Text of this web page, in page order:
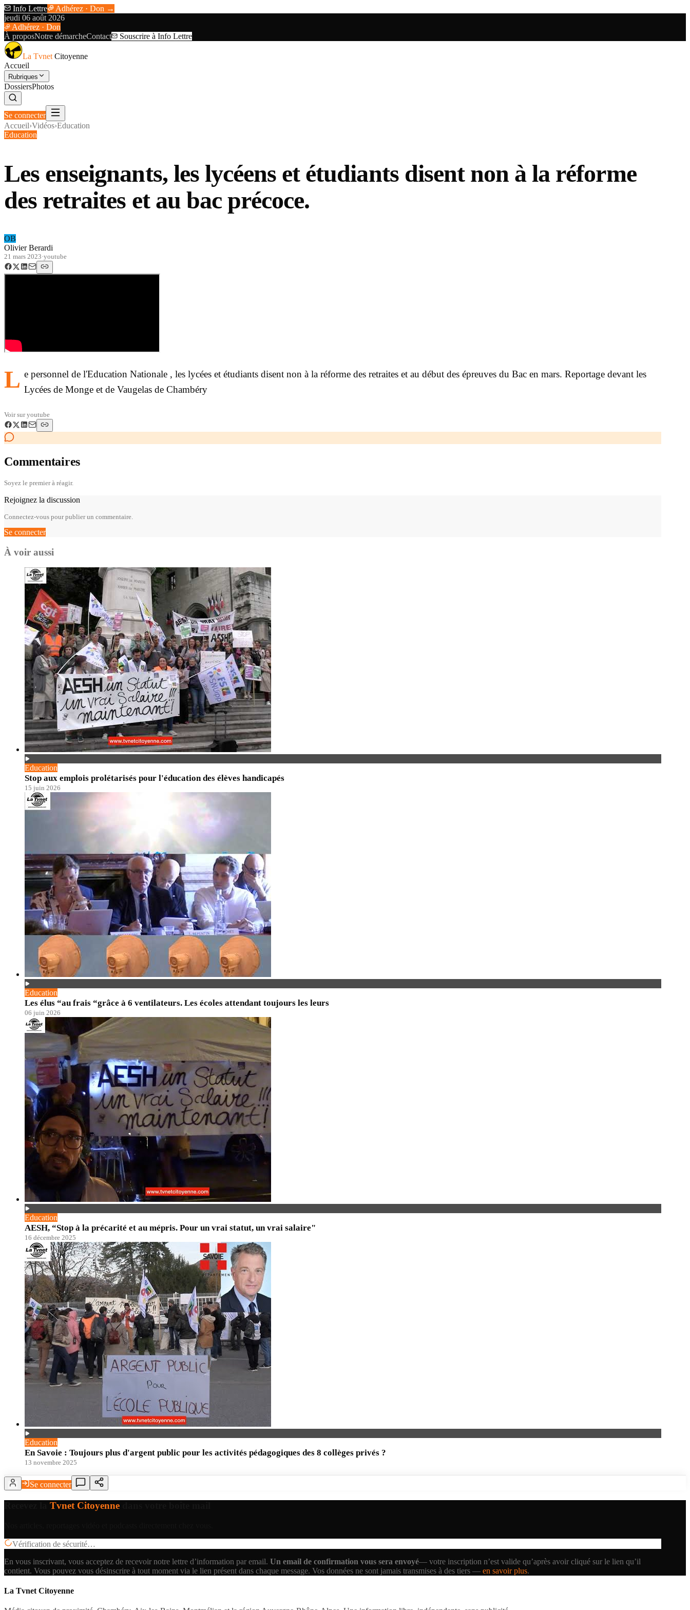
Info Lettre
Adhérez · Don →
jeudi 06 août 2026
Adhérez · Don
À proposNotre démarcheContact Souscrire à Info Lettre
La Tvnet Citoyenne
Accueil
Rubriques
DossiersPhotos
Se connecter
Accueil›Vidéos›Education
Education
Les enseignants, les lycéens et étudiants disent non à la réforme
des retraites et au bac précoce.
OB
Olivier Berardi
21 mars 2023·youtube
L e personnel de l'Education Nationale , les lycées et étudiants disent non à la réforme des retraites et au début des épreuves du Bac en mars. Reportage devant les
Lycées de Monge et de Vaugelas de Chambéry
Voir suryoutube
Commentaires
Soyez le premier à réagir.
Rejoignez la discussion
Connectez-vous pour publier un commentaire.
Se connecter
À voir aussi
Education
Stop aux emplois prolétarisés pour l'éducation des élèves handicapés
15 juin 2026
Education
Les élus “au frais “grâce à 6 ventilateurs. Les écoles attendant toujours les leurs
06 juin 2026
Education
AESH, “Stop à la précarité et au mépris. Pour un vrai statut, un vrai salaire"
16 décembre 2025
Education
En Savoie : Toujours plus d'argent public pour les activités pédagogiques des 8 collèges privés ?
13 novembre 2025
Se connecter
Tvnet Citoyenne
Vérification de sécurité…
En vous inscrivant, vous acceptez de recevoir notre lettre d’information par email. Un email de confirmation vous sera envoyé— votre inscription n’est valide qu’après avoir cliqué sur le lien qu’il
contient. Vous pouvez vous désinscrire à tout moment via le lien présent dans chaque message. Vos données ne sont jamais transmises à des tiers — en savoir plus.
La Tvnet Citoyenne